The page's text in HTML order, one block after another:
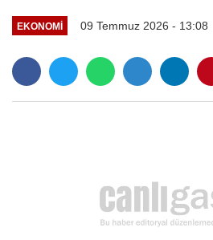
EKONOMI 09 Temmuz 2026 - 13:08